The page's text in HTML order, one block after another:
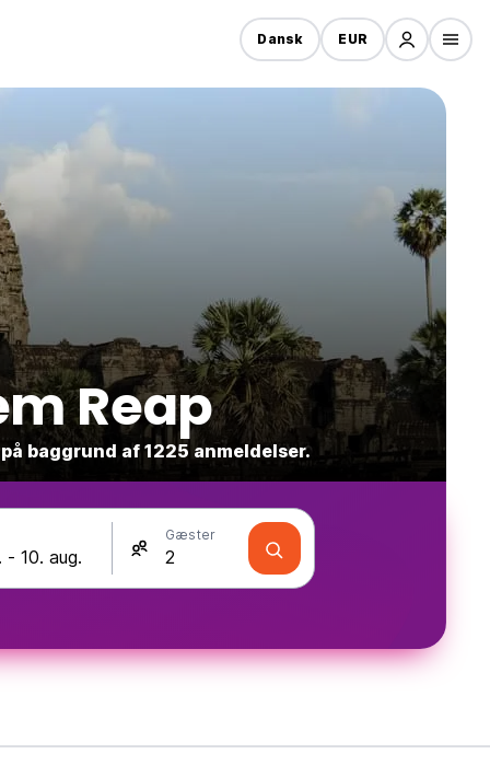
Dansk EUR
Reap
baggrund af 1225 anmeldelser.
Gæster